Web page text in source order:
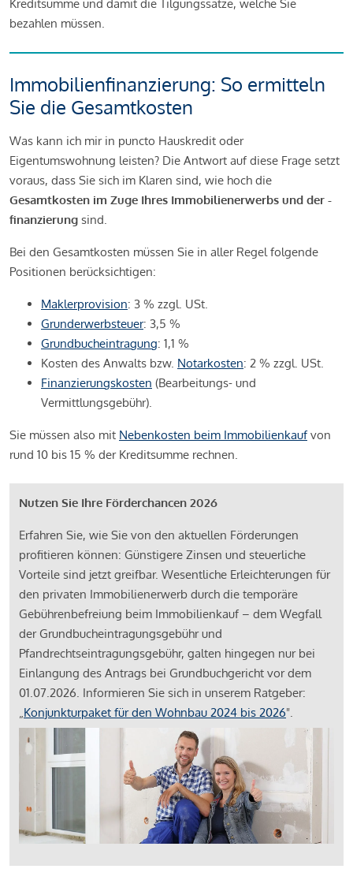
Kreditsumme und damit die Tilgungssätze, welche Sie
bezahlen müssen.
Immobilienfinanzierung: So ermitteln
Sie die Gesamtkosten
Was kann ich mir in puncto Hauskredit oder
Eigentumswohnung leisten? Die Antwort auf diese Frage setzt
voraus, dass Sie sich im Klaren sind, wie hoch die
Gesamtkosten im Zuge Ihres Immobilienerwerbs und der -
finanzierung sind.
Bei den Gesamtkosten müssen Sie in aller Regel folgende
Positionen berücksichtigen:
Maklerprovision: 3 % zzgl. USt.
Grunderwerbsteuer: 3,5 %
Grundbucheintragung: 1,1 %
Kosten des Anwalts bzw. Notarkosten: 2 % zzgl. USt.
Finanzierungskosten (Bearbeitungs- und
Vermittlungsgebühr).
Sie müssen also mit Nebenkosten beim Immobilienkaufvon
rund 10 bis 15 % der Kreditsumme rechnen.
Nutzen Sie Ihre Förderchancen 2026
Erfahren Sie, wie Sie von den aktuellen Förderungen
profitieren können: Günstigere Zinsen und steuerliche
Vorteile sind jetzt greifbar. Wesentliche Erleichterungen für
den privaten Immobilienerwerb durch die temporäre
Gebührenbefreiung beim Immobilienkauf – dem Wegfall
der Grundbucheintragungsgebühr und
Pfandrechtseintragungsgebühr, galten hingegen nur bei
Einlangung des Antrags bei Grundbuchgericht vor dem
01.07.2026. Informieren Sie sich in unserem Ratgeber:
„Konjunkturpaket für den Wohnbau 2024 bis 2026".